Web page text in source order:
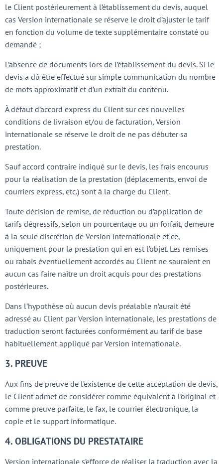
le Client postérieurement à l’établissement du devis, auquel
cas Version internationale se réserve le droit d’ajuster le tarif
en fonction du volume de texte supplémentaire constaté ou
demandé ;
L’absence de documents lors de l’établissement du devis. Si le
devis a dû être effectué sur simple communication du nombre
de mots approximatif et d’un extrait du contenu.
À défaut d’accord express du Client sur ces nouvelles
conditions de livraison et/ou de facturation, Version
internationale se réserve le droit de ne pas débuter sa
prestation.
Sauf accord contraire indiqué sur le devis, les frais encourus
pour la réalisation de la prestation (déplacements, envoi de
courriers express, etc.) sont à la charge du Client.
Toute décision de remise, de réduction ou d’application de
tarifs dégressifs, selon un pourcentage ou un forfait, demeure
à la seule discrétion de Version internationale et ce,
uniquement pour la prestation qui en est l’objet. Les remises
ou rabais éventuellement accordés au Client ne sauraient en
aucun cas faire naître un droit acquis pour des prestations
postérieures.
Dans l’hypothèse où aucun devis préalable n’aurait été
adressé au Client par Version internationale, les prestations de
traduction seront facturées conformément au tarif de base
habituellement appliqué par Version internationale.
3. PREUVE
Aux fins de preuve de l’existence de cette acceptation de devis,
le Client admet de considérer comme équivalent à l’original et
comme preuve parfaite, le fax, le courrier électronique, la
copie et le support informatique.
4. OBLIGATIONS DU PRESTATAIRE
Version internationale s’efforce de réaliser la traduction avec la